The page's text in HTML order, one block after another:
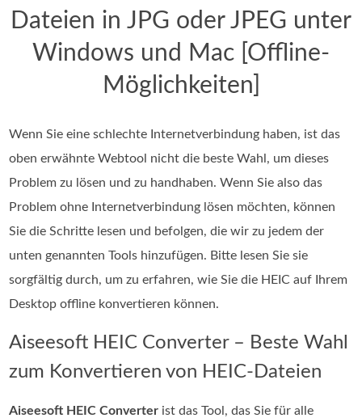
Dateien in JPG oder JPEG unter
Windows und Mac [Offline-
Möglichkeiten]
Wenn Sie eine schlechte Internetverbindung haben, ist das
oben erwähnte Webtool nicht die beste Wahl, um dieses
Problem zu lösen und zu handhaben. Wenn Sie also das
Problem ohne Internetverbindung lösen möchten, können
Sie die Schritte lesen und befolgen, die wir zu jedem der
unten genannten Tools hinzufügen. Bitte lesen Sie sie
sorgfältig durch, um zu erfahren, wie Sie die HEIC auf Ihrem
Desktop offline konvertieren können.
Aiseesoft HEIC Converter – Beste Wahl
zum Konvertieren von HEIC-Dateien
Aiseesoft HEIC Converter ist das Tool, das Sie für alle